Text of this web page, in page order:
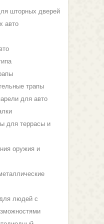
шторных дверей
авто
трапы
для авто
для террасы и
оружия и
людей с